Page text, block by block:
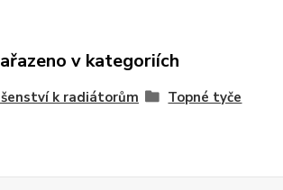
v kategoriích
k radiátorům Topné tyče